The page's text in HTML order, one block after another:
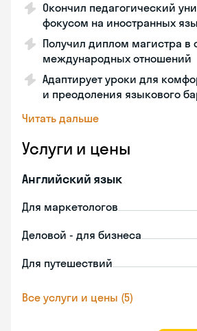
Окончил педагогический
фокусом на иностранных
Получил диплом магистра в
международных отношений
Адаптирует уроки для
и преодоления языкового
Читать дальше
Услуги и цены
Английский язык
Для маркетологов
Деловой - для бизнеса
Для путешествий
Все услуги и цены (5)